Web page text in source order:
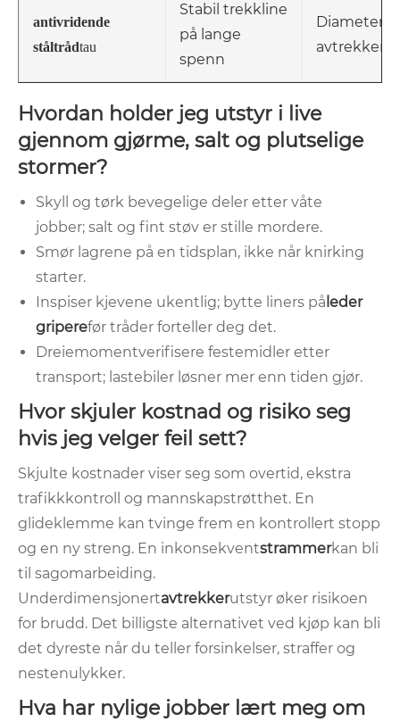
antivridende
ståltrådtau
Stabil trekkline
på lange
spenn
Diameter
Hvordan holder jeg utstyr i live
gjennom gjørme, salt og plutselige
stormer?
Skyll og tørk bevegelige deler etter våte
jobber; salt og fint støv er stille mordere.
Smør lagrene på en tidsplan, ikke når knirking
starter.
Inspiser kjevene ukentlig; bytte liners på leder
griperefør tråder forteller deg det.
Dreiemomentverifisere festemidler etter
transport; lastebiler løsner mer enn tiden gjør.
Hvor skjuler kostnad og risiko seg
hvis jeg velger feil sett?
Skjulte kostnader viser seg som overtid, ekstra
trafikkkontroll og mannskapstrøtthet. En
glideklemme kan tvinge frem en kontrollert stopp
og en ny streng. En inkonsekventstrammerkan bli
til sagomarbeiding.
Underdimensjonertavtrekkerutstyr øker risikoen
for brudd. Det billigste alternativet ved kjøp kan bli
det dyreste når du teller forsinkelser, straffer og
nestenulykker.
Hva har nylige jobber lært meg om